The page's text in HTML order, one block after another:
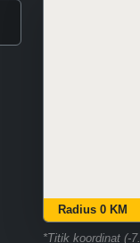
Radius 0 KM
*Titik koordinat (-